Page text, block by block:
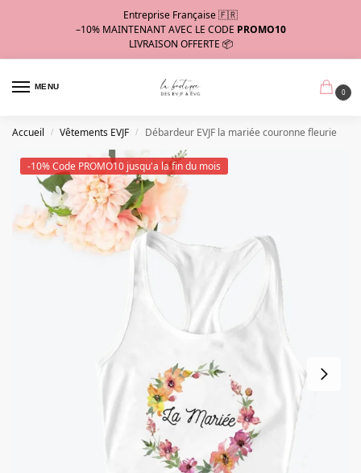
Entreprise Française 🇫🇷
–10% MAINTENANT AVEC LE CODE PROMO10
LIVRAISON OFFERTE 📦
MENU
0
Accueil / Vêtements EVJF / Débardeur EVJF la mariée couronne fleurie
-10% Code PROMO10 jusqu'a la fin du mois